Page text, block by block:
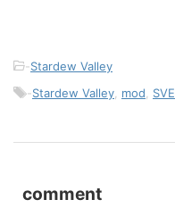
-Stardew Valley
-Stardew Valley mod SVE
comment